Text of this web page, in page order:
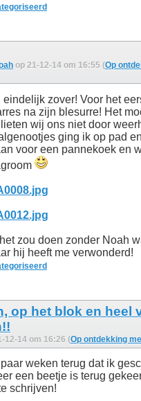
op 21-12-14 om 16:55 (Op
zover! Voor het
na zijn blesurre! Het
wij ons niet door
ging ik op pad
voor een pannekoek en
zou doen zonder Noah
hij heeft me verwonderd!
op het blok en heel
12-14 om 16:26 (Op ontdekking
weken terug dat ik
een beetje is terug
schrijven!